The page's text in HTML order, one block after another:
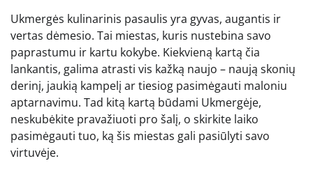
Ukmergės kulinarinis pasaulis yra gyvas, augantis ir
vertas dėmesio. Tai miestas, kuris nustebina savo
paprastumu ir kartu kokybe. Kiekvieną kartą čia
lankantis, galima atrasti vis kažką naujo – naują skonių
derinį, jaukią kampelį ar tiesiog pasimėgauti maloniu
aptarnavimu. Tad kitą kartą būdami Ukmergėje,
neskubėkite pravažiuoti pro šalį, o skirkite laiko
pasimėgauti tuo, ką šis miestas gali pasiūlyti savo
virtuvėje.